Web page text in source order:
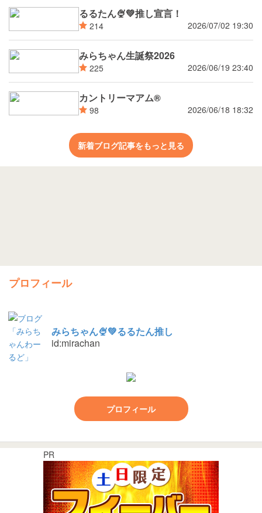
るるたん🍨‪💚推し宣言！
214 2026/07/02 19:30
みらちゃん生誕祭2026
225 2026/06/19 23:40
カントリーマアム®
98 2026/06/18 18:32
新着ブログ記事をもっと見る
プロフィール
みらちゃん🍨💚るるたん推し
id:mirachan
プロフィール
PR